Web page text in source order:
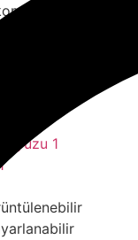
ayarlama
bildirim
sayfası